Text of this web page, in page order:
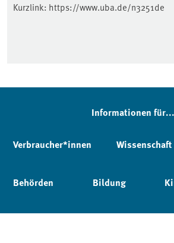
Kurzlink: https://www.uba.de/n3251de
Informationen für...
Verbraucher*innen Wissenschaft
Behörden Bildung